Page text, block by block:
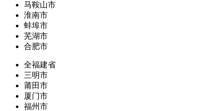
马鞍山市
淮南市
蚌埠市
芜湖市
合肥市
全福建省
三明市
莆田市
厦门市
福州市